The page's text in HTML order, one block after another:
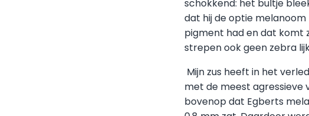
schokkend: het bultje
dat hij de optie
pigment had en dat komt
strepen ook geen zebra
Mijn zus heeft in het
met de meest agressieve
bovenop dat Egberts